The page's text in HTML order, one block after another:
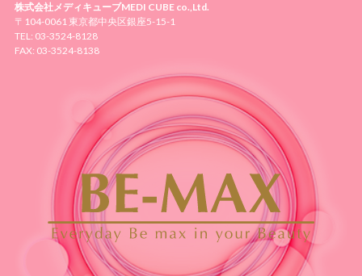
株式会社メディキューブMEDI CUBE co.,Ltd.
〒104-0061 東京都中央区銀座5-15-1
TEL: 03-3524-8128
FAX: 03-3524-8138